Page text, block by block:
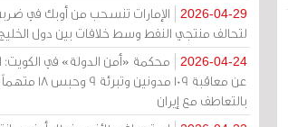
2026-04-29
الإمارات تنسحب من أوبك في
لتحالف منتجي النفط وسط خلافات بين دول
2026-04-24
محكمة «أمن الدولة» في الكويت:
عن معاقبة 109 مدونين وتبرئة 9 وحبس 18 متهماً
بالتعاطف مع إيران